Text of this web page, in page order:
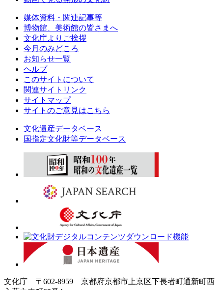
媒体資料・関連記事等
博物館、美術館の皆さまへ
文化庁よりご挨拶
今月のみどころ
お知らせ一覧
ヘルプ
このサイトについて
関連サイトリンク
サイトマップ
サイトのご意見はこちら
文化遺産データベース
国指定文化財等データベース
文化庁 〒602-8959 京都府京都市上京区下長者町通新町西